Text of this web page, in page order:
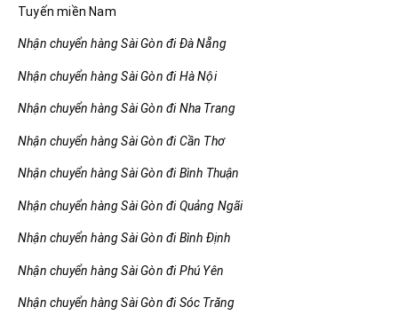
Tuyến miền Nam
Nhận chuyển hàng Sài Gòn đi Đà Nẵng
Nhận chuyển hàng Sài Gòn đi Hà Nội
Nhận chuyển hàng Sài Gòn đi Nha Trang
Nhận chuyển hàng Sài Gòn đi Cần Thơ
Nhận chuyển hàng Sài Gòn đi Bình Thuận
Nhận chuyển hàng Sài Gòn đi Quảng Ngãi
Nhận chuyển hàng Sài Gòn đi Bình Định
Nhận chuyển hàng Sài Gòn đi Phú Yên
Nhận chuyển hàng Sài Gòn đi Sóc Trăng